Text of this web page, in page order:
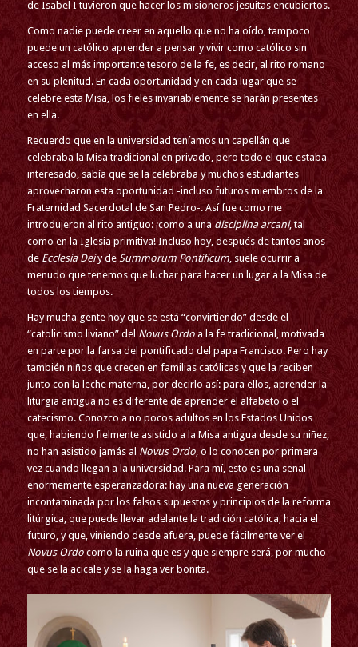
de Isabel I tuvieron que hacer los misioneros jesuitas encubiertos.
Como nadie puede creer en aquello que no ha oído, tampoco
puede un católico aprender a pensar y vivir como católico sin
acceso al más importante tesoro de la fe, es decir, al rito romano
en su plenitud. En cada oportunidad y en cada lugar que se
celebre esta Misa, los fieles invariablemente se harán presentes
en ella.
Recuerdo que en la universidad teníamos un capellán que
celebraba la Misa tradicional en privado, pero todo el que estaba
interesado, sabía que se la celebraba y muchos estudiantes
aprovecharon esta oportunidad -incluso futuros miembros de la
Fraternidad Sacerdotal de San Pedro-. Así fue como me
introdujeron al rito antiguo: ¡como a una disciplina arcani, tal
como en la Iglesia primitiva! Incluso hoy, después de tantos años
de Ecclesia Deiy de Summorum Pontificum, suele ocurrir a
menudo que tenemos que luchar para hacer un lugar a la Misa de
todos los tiempos.
Hay mucha gente hoy que se está “convirtiendo” desde el
“catolicismo liviano” del Novus Ordoa la fe tradicional, motivada
en parte por la farsa del pontificado del papa Francisco. Pero hay
también niños que crecen en familias católicas y que la reciben
junto con la leche materna, por decirlo así: para ellos, aprender la
liturgia antigua no es diferente de aprender el alfabeto o el
catecismo. Conozco a no pocos adultos en los Estados Unidos
que, habiendo fielmente asistido a la Misa antigua desde su niñez,
no han asistido jamás al Novus Ordo, o lo conocen por primera
vez cuando llegan a la universidad. Para mí, esto es una señal
enormemente esperanzadora: hay una nueva generación
incontaminada por los falsos supuestos y principios de la reforma
litúrgica, que puede llevar adelante la tradición católica, hacia el
futuro, y que, viniendo desde afuera, puede fácilmente ver el
Novus Ordocomo la ruina que es y que siempre será, por mucho
que se la acicale y se la haga ver bonita.